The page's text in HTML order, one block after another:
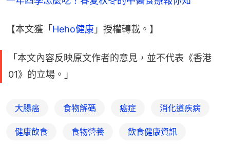
【本文獲「Heho健康 」授權轉載。】
「本文內容反映原文作者的意見，並不代表《香港
01》的立場。」
大腸癌 食物解碼 癌症 消化道疾病
健康飲食 食物營養 飲食健康資訊